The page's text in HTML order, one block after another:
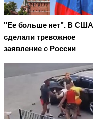
"Ее больше нет". В США
сделали тревожное
заявление о России